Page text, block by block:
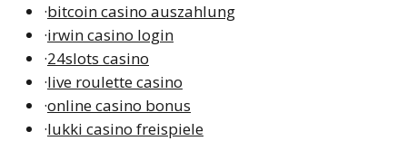
·bitcoin casino auszahlung
·irwin casino login
·24slots casino
·live roulette casino
·online casino bonus
·lukki casino freispiele